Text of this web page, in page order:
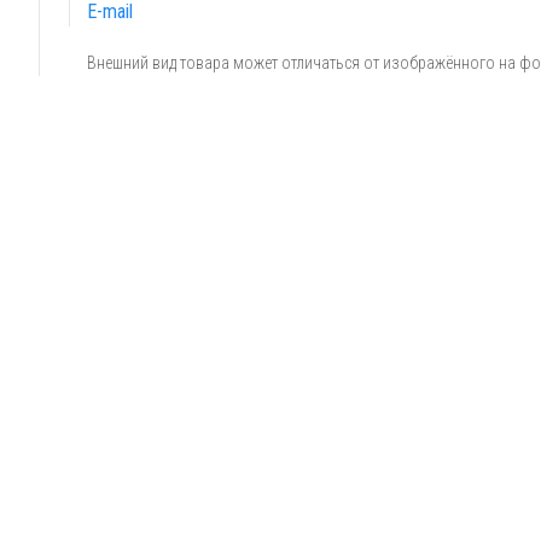
E-mail
Внешний вид товара может отличаться от изображённого на